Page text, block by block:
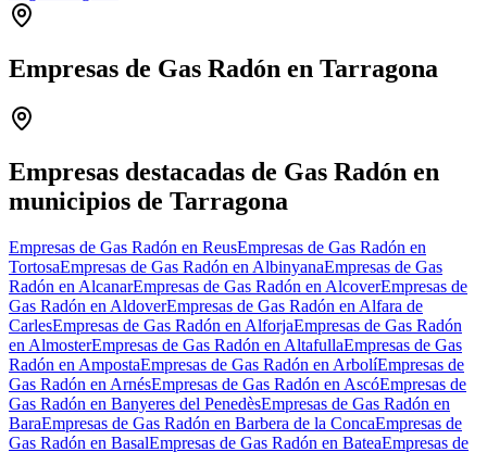
Empresas de Gas Radón en Tarragona
−
Empresas destacadas de Gas Radón en
municipios de Tarragona
Empresas de Gas Radón en ReusEmpresas de Gas Radón en
TortosaEmpresas de Gas Radón en AlbinyanaEmpresas de Gas
Radón en AlcanarEmpresas de Gas Radón en AlcoverEmpresas de
Gas Radón en AldoverEmpresas de Gas Radón en Alfara de
CarlesEmpresas de Gas Radón en AlforjaEmpresas de Gas Radón
en AlmosterEmpresas de Gas Radón en AltafullaEmpresas de Gas
Radón en AmpostaEmpresas de Gas Radón en ArbolíEmpresas de
Gas Radón en ArnésEmpresas de Gas Radón en AscóEmpresas de
Gas Radón en Banyeres del PenedèsEmpresas de Gas Radón en
BaraEmpresas de Gas Radón en Barbera de la ConcaEmpresas de
Gas Radón en BasalEmpresas de Gas Radón en BateaEmpresas de